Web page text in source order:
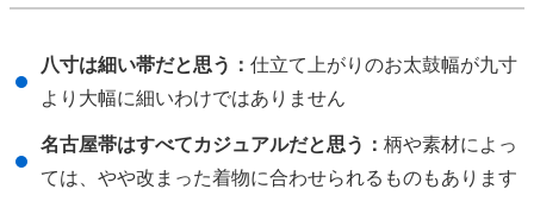
八寸は細い帯だと思う： 仕立て上がりのお太鼓幅が九寸
より大幅に細いわけではありません
名古屋帯はすべてカジュアルだと思う： 柄や素材によっ
ては、やや改まった着物に合わせられるものもあります